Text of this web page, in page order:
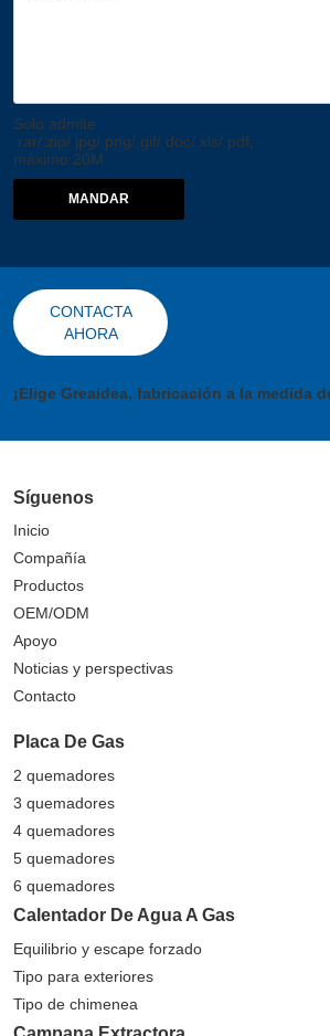
Solo admite
.rar/.zip/.jpg/.png/.gif/.doc/.xls/.pdf,
máximo 20M
MANDAR
CONTACTA
AHORA
¡Elige Greaidea, fabricación a la medida
Síguenos
Inicio
Compañía
Productos
OEM/ODM
Apoyo
Noticias y perspectivas
Contacto
Placa De Gas
2 quemadores
3 quemadores
4 quemadores
5 quemadores
6 quemadores
Calentador De Agua A Gas
Equilibrio y escape forzado
Tipo para exteriores
Tipo de chimenea